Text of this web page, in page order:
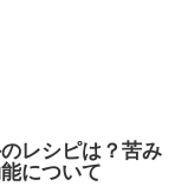
レシピは？苦み
について